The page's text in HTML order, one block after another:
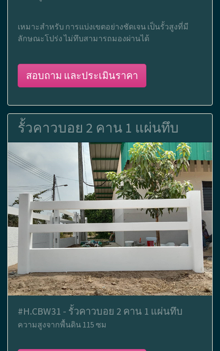
เหมาะสำหรับ การแบ่งเขตอย่างชัดเจน เป็นรั้วสูงที่มี
ลักษณะโปร่ง ไม่ทึบสามารถมองผ่านได้
สอบถาม และประเมินราคา
รั้วคาวบอย 2 คาน 1 แผ่นทึบ
#H.CBW31 - รั้วคาวบอย 2 คาน 1 แผ่นทึบ
ความสูงจากพื้นดิน 115 ซม